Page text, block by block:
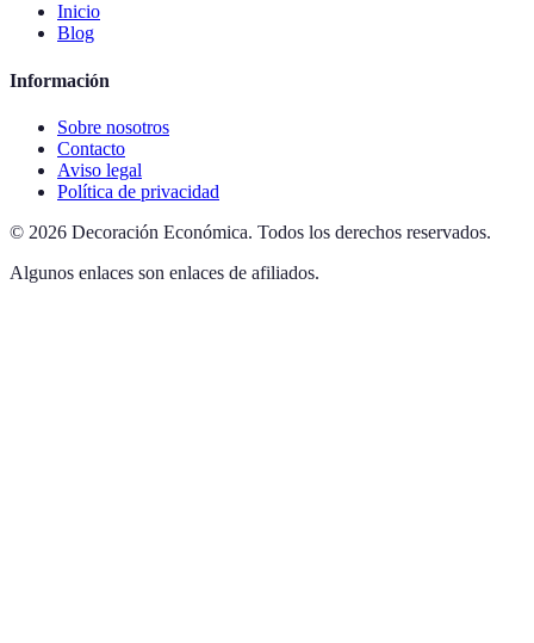
Inicio
Blog
Información
Sobre nosotros
Contacto
Aviso legal
Política de privacidad
© 2026 Decoración Económica. Todos los derechos reservados.
Algunos enlaces son enlaces de afiliados.